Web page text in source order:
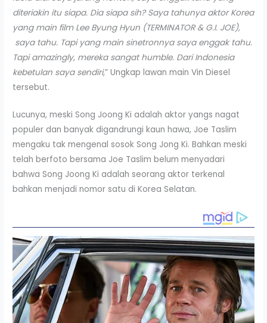
diteriakin itu siapa. Dia siapa sih? Saya tahunya aktor Korea
yang main film Lee Byung Hyun (TERMINATOR & G.I. JOE),
saya tahu. Tapi yang main sinetronnya saya enggak tahu.
Tapi amazingly, mereka sangat humble. Dari Indonesia
kebetulan saya sendiri,” Ungkap lawan main Vin Diesel
tersebut.
Lucunya, meski Song Joong Ki adalah aktor yangs nagat
populer dan banyak digandrungi kaun hawa, Joe Taslim
mengaku tak mengenal sosok Song Jong Ki. Bahkan meski
telah berfoto bersama Joe Taslim belum menyadari
bahwa Song Joong Ki adalah seorang aktor terkenal
bahkan menjadi nomor satu di Korea Selatan.